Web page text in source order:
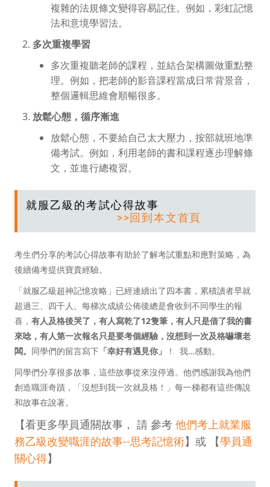
複雜的法規條文變得容易記住。例如，彩虹記憶
法和意境學習法。
多次重複學習
多次重複聽老師的課程，並結合架構圖做重點整
理。例如，把老師的影音課程當成日常背景音，
整個邏輯思維會順暢很多。
放鬆心態，循序漸進
放鬆心態，不要給自己太大壓力，按部就班地準
備考試。例如，利用老師的書和課程逐步理解條
文，並進行總複習。
就服乙級的考試心得故事
>>回到本文首頁
考生們分享的考試心得故事有助於了解考試重點和應對策略，為
後續備考提供寶貴經驗。
「就服乙級超神記憶攻略」已經連續出了四本書，累積讀者早就
超過三、四千人。每梯次成績公佈後總是會收到不同學生的報
喜， 有人及格後哭了，有人寫乾了12隻筆，有人只是借了我的書
來唸，有人第一次報名只是要考個經驗，沒想到一次及格嚇壞老
闆。 同學們的留言寫下 「幸好有遇見你」
！ 我…感動。
同學們分享很多故事，這些故事從來沒停過。他們感謝我為他們
創造職涯奇蹟，「沒想到我一次就及格！」每一梯都有這些傳說
和故事在說著。
【看更多學員通關故事， 請 參考 他們考上就業服
務乙級改變職涯的故事--思考記憶術】或 【學員通
關心得】